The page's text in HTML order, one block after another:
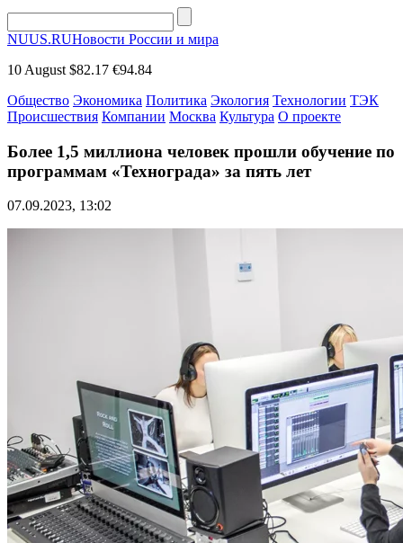
NUUS.RUНовости России и мира
10 August $82.17 €94.84
Общество Экономика Политика Экология Технологии ТЭК
Происшествия Компании Москва Культура О проекте
Более 1,5 миллиона человек прошли обучение по
программам «Технограда» за пять лет
07.09.2023, 13:02